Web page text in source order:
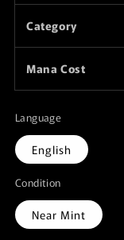
Category
Mana Cost
Language
English
Condition
Near Mint